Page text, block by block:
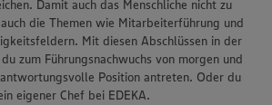
Damit auch das Menschliche nicht zu
die Themen wie Mitarbeiterführung und
Mit diesen Abschlüssen in der
zum Führungsnachwuchs von morgen und
Position antreten. Oder du
eigener Chef bei EDEKA.